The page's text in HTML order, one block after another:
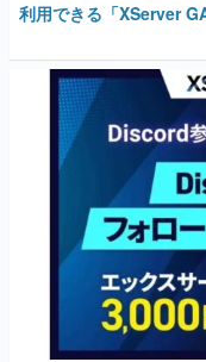
利用できる「XServer